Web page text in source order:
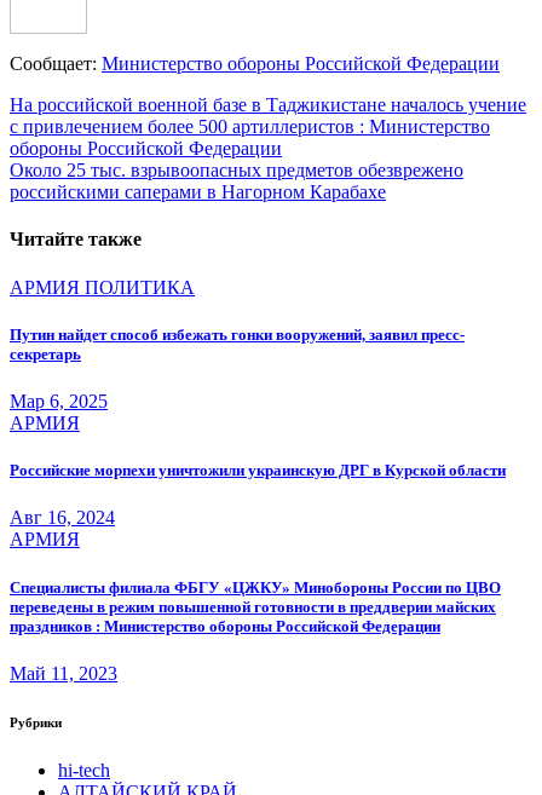
Сообщает: Министерство обороны Российской Федерации
Навигация
по
записям
На российской военной базе в Таджикистане началось учение
с привлечением более 500 артиллеристов : Министерство
обороны Российской Федерации
Около 25 тыс. взрывоопасных предметов обезврежено
российскими саперами в Нагорном Карабахе
Читайте также
АРМИЯ ПОЛИТИКА
Путин найдет способ избежать гонки вооружений, заявил пресс-
секретарь
Мар 6, 2025
АРМИЯ
Российские морпехи уничтожили украинскую ДРГ в Курской области
Авг 16, 2024
АРМИЯ
Специалисты филиала ФБГУ «ЦЖКУ» Минобороны России по ЦВО
переведены в режим повышенной готовности в преддверии майских
праздников : Министерство обороны Российской Федерации
Май 11, 2023
Рубрики
hi-tech